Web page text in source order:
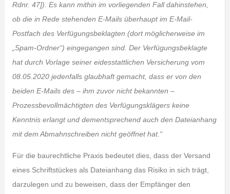
Rdnr. 47]). Es kann mithin im vorliegenden Fall dahinstehen,
ob die in Rede stehenden E-Mails überhaupt im E-Mail-
Postfach des Verfügungsbeklagten (dort möglicherweise im
„Spam-Ordner“) eingegangen sind. Der Verfügungsbeklagte
hat durch Vorlage seiner eidesstattlichen Versicherung vom
08.05.2020 jedenfalls glaubhaft gemacht, dass er von den
beiden E-Mails des – ihm zuvor nicht bekannten –
Prozessbevollmächtigten des Verfügungsklägers keine
Kenntnis erlangt und dementsprechend auch den Dateianhang
mit dem Abmahnschreiben nicht geöffnet hat.“
Für die baurechtliche Praxis bedeutet dies, dass der Versand
eines Schriftstückes als Dateianhang das Risiko in sich trägt,
darzulegen und zu beweisen, dass der Empfänger den